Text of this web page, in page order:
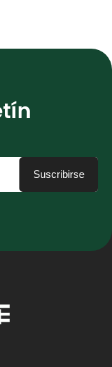
Suscribirse